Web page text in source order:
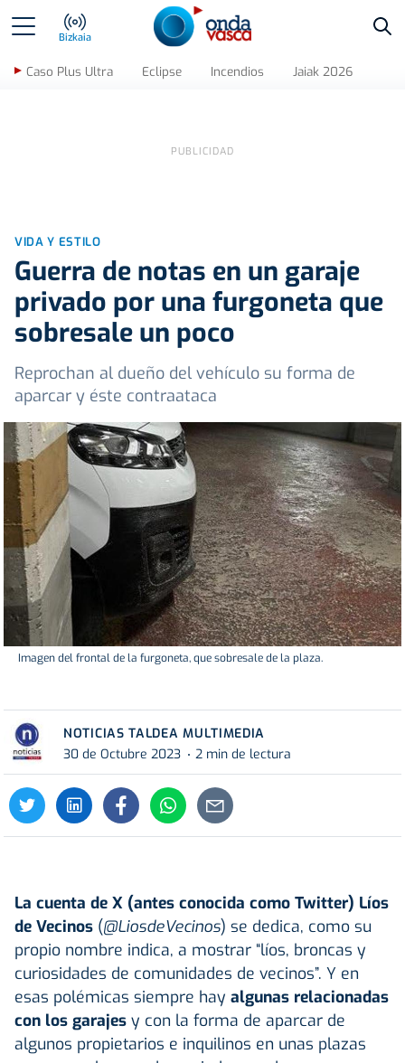
Bizkaia
Caso Plus Ultra Eclipse Incendios Jaiak 2026
VIDA Y ESTILO
Guerra de notas en un garaje
privado por una furgoneta que
sobresale un poco
Reprochan al dueño del vehículo su forma de
aparcar y éste contraataca
Imagen del frontal de la furgoneta, que sobresale de la plaza.
NOTICIAS TALDEA MULTIMEDIA
30 de Octubre 2023
2 min de lectura
La cuenta de X (antes conocida como Twitter) Líos
de Vecinos (@LiosdeVecinos) se dedica, como su
propio nombre indica, a mostrar “líos, broncas y
curiosidades de comunidades de vecinos”. Y en
esas polémicas siempre hay algunas relacionadas
con los garajes y con la forma de aparcar de
algunos propietarios e inquilinos en unas plazas